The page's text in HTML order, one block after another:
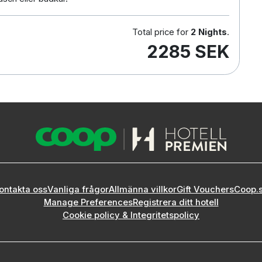
Total price for 2 Nights.
2285 SEK
ossVanliga frågorAllmänna villkorGift Vouchers
Manage PreferencesRegistrera ditt hotell
Cookie policy & Integritetspolicy